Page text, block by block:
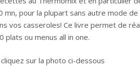
mn, pour la plupart sans autre mode
vos casseroles! Ce livre permet de
plats ou menus all in one.
sur la photo ci-dessous